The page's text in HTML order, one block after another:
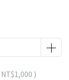
NT$1,000 )